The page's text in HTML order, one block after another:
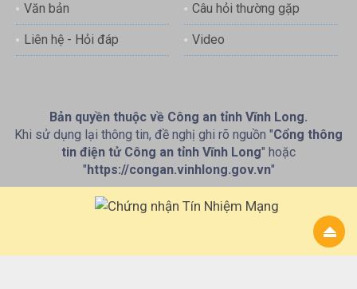
Văn bản Câu hỏi thường gặp
Liên hệ - Hỏi đáp Video
Bản quyền thuộc về Công an tỉnh Vĩnh Long.
Khi sử dụng lại thông tin, đề nghị ghi rõ nguồn "Cổng thông
tin điện tử Công an tỉnh Vĩnh Long" hoặc
"https://congan.vinhlong.gov.vn"